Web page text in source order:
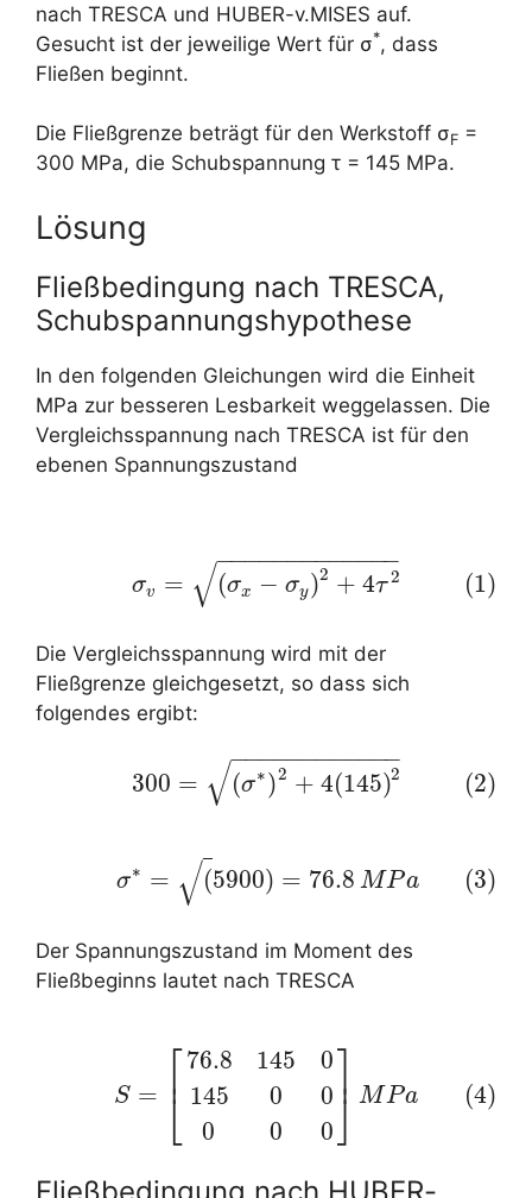
nach TRESCA und HUBER-v.MISES auf.
Gesucht ist der jeweilige Wert für σ*, dass
Fließen beginnt.
Die Fließgrenze beträgt für den Werkstoff σF =
300 MPa, die Schubspannung τ = 145 MPa.
Lösung
Fließbedingung nach TRESCA,
Schubspannungshypothese
In den folgenden Gleichungen wird die Einheit
MPa zur besseren Lesbarkeit weggelassen. Die
Vergleichsspannung nach TRESCA ist für den
ebenen Spannungszustand
σv = (σx − σy )2 + 4τ 2
− −
−−−−−−−−−−−
√ (1)
v= 2+ τ
Die Vergleichsspannung wird mit der
Fließgrenze gleichgesetzt, so dass sich
folgendes ergibt:
300 = (σ∗)2 + 4(145)2
− −
−−−−−−−−−−
√ (2)
(2) = ( ∗)2 4 145 )2
σ∗ = (
√ 5900) = 76.8 MPa (3)
∗=(5900 76.8 M Pa
Der Spannungszustand im Moment des
Fließbeginns lautet nach TRESCA
S = ⎡
⎣
⎢ 76.8
145
0
145
0
0
0
0
0
⎤
⎦⎥ MPa (4)
76.8145 0 145 00